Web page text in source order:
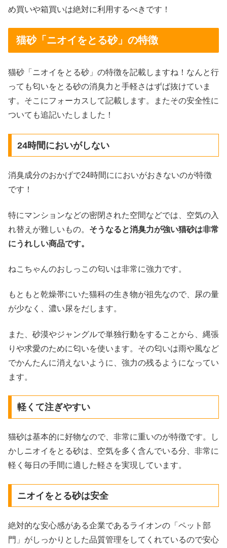
め買いや箱買いは絶対に利用するべきです！
猫砂「ニオイをとる砂」の特徴
猫砂「ニオイをとる砂」の特徴を記載しますね！なんと行
っても匂いをとる砂の消臭力と手軽さはずば抜けていま
す。そこにフォーカスして記載します。またその安全性に
ついても追記いたしました！
24時間においがしない
消臭成分のおかげで24時間ににおいがおきないのが特徴
です！
特にマンションなどの密閉された空間などでは、空気の入
れ替えが難しいもの。 そうなると消臭力が強い猫砂は非常
にうれしい商品です。
ねこちゃんのおしっこの匂いは非常に強力です。
もともと乾燥帯にいた猫科の生き物が祖先なので、尿の量
が少なく、濃い尿をだします。
また、砂漠やジャングルで単独行動をすることから、縄張
りや求愛のために匂いを使います。その匂いは雨や風など
でかんたんに消えないように、強力の残るようになってい
ます。
軽くて注ぎやすい
猫砂は基本的に好物なので、非常に重いのが特徴です。し
かしニオイをとる砂は、空気を多く含んでいる分、非常に
軽く毎日の手間に適した軽さを実現しています。
ニオイをとる砂は安全
絶対的な安心感がある企業であるライオンの「ペット部
門」がしっかりとした品質管理をしてくれているので安心